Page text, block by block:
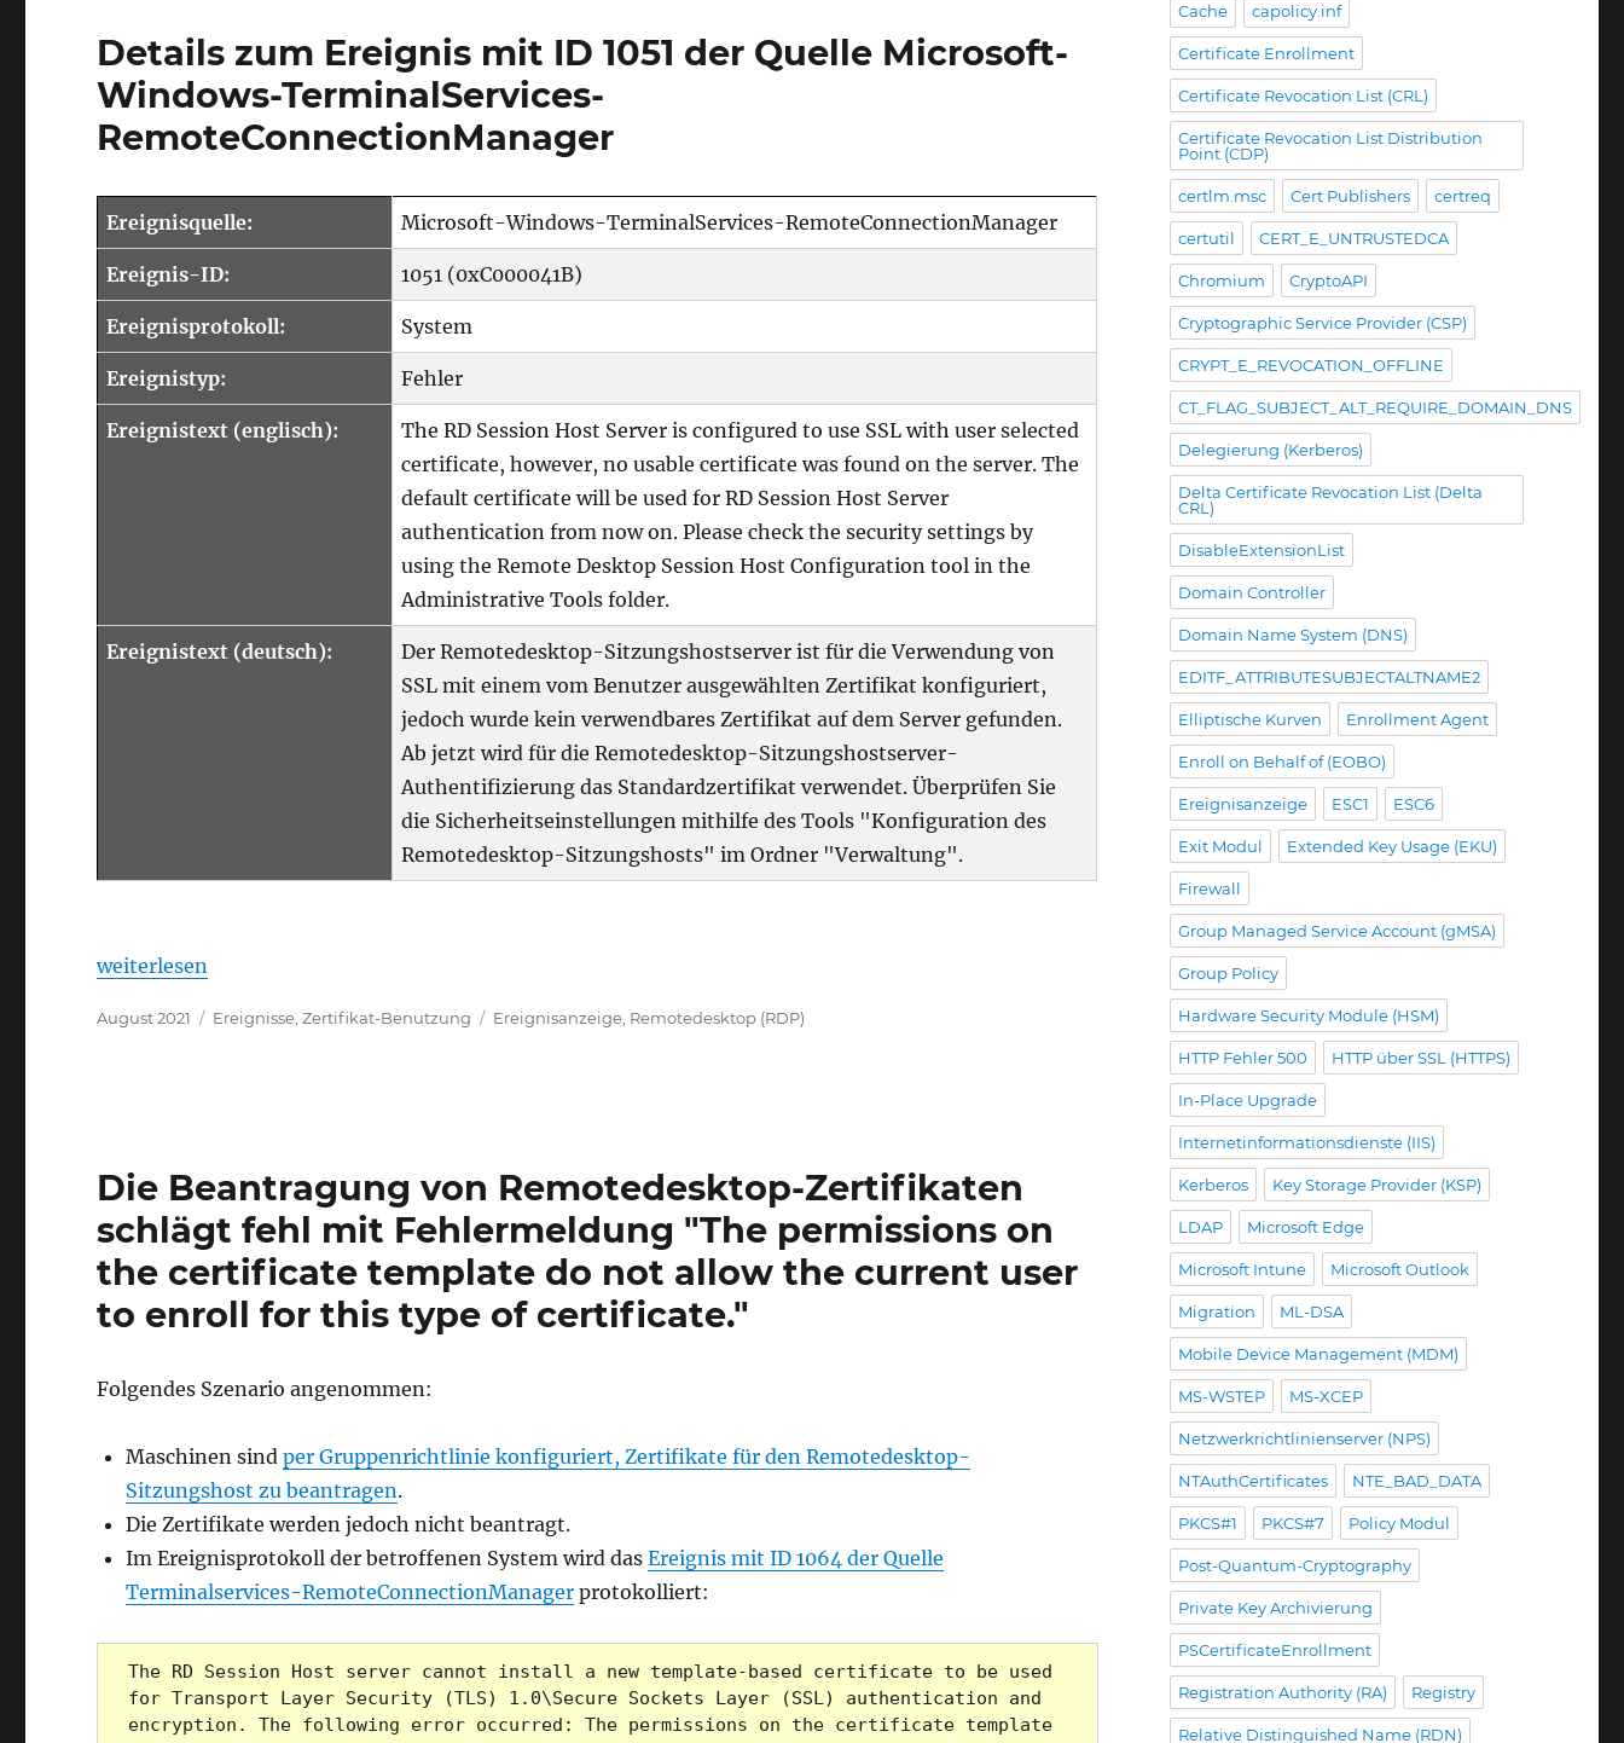
Details zum Ereignis mit ID 1051 der Quelle Microsoft-
Windows-TerminalServices-
RemoteConnectionManager
Ereignisquelle: Microsoft-Windows-TerminalServices-RemoteConnectionManager
Ereignis-ID: 1051 (0xC000041B)
Ereignisprotokoll: System
Ereignistyp: Fehler
Ereignistext (englisch):
The RD Session Host Server is configured to use SSL with user selected
certificate, however, no usable certificate was found on the server. The
default certificate will be used for RD Session Host Server
authentication from now on. Please check the security settings by
using the Remote Desktop Session Host Configuration tool in the
Administrative Tools folder.
Ereignistext (deutsch):
Der Remotedesktop-Sitzungshostserver ist für die Verwendung von
SSL mit einem vom Benutzer ausgewählten Zertifikat konfiguriert,
jedoch wurde kein verwendbares Zertifikat auf dem Server gefunden.
Ab jetzt wird für die Remotedesktop-Sitzungshostserver-
Authentifizierung das Standardzertifikat verwendet. Überprüfen Sie
die Sicherheitseinstellungen mithilfe des Tools "Konfiguration des
Remotedesktop-Sitzungshosts" im Ordner "Verwaltung".
„Details zum Ereignis mit ID 1051 der Quelle Microsoft-Windows-TerminalServices-RemoteConnectionManager“
weiterlesen
Veröffentlicht
August 2021 Kategorien
Ereignisse,Zertifikat-Benutzung Schlagwörter
Ereignisanzeige, Remotedesktop (RDP)
Die Beantragung von Remotedesktop-Zertifikaten
schlägt fehl mit Fehlermeldung "The permissions on
the certificate template do not allow the current user
to enroll for this type of certificate."
Folgendes Szenario angenommen:
Maschinen sindper Gruppenrichtlinie konfiguriert, Zertifikate für den Remotedesktop-
Sitzungshost zu beantragen.
Die Zertifikate werden jedoch nicht beantragt.
Im Ereignisprotokoll der betroffenen System wird dasEreignis mit ID 1064 der Quelle
Terminalservices-RemoteConnectionManager protokolliert:
The RD Session Host server cannot install a new template-based certificate to be used
for Transport Layer Security (TLS) 1.0\Secure Sockets Layer (SSL) authentication and
encryption. The following error occurred: The permissions on the certificate template
Cache capolicy.inf
Certificate Enrollment
Certificate Revocation List (CRL)
Certificate Revocation List Distribution
Point (CDP)
certlm.msc Cert Publishers certreq
certutil CERT_E_UNTRUSTEDCA
Chromium CryptoAPI
Cryptographic Service Provider (CSP)
CRYPT_E_REVOCATION_OFFLINE
CT_FLAG_SUBJECT_ALT_REQUIRE_DOMAIN_DNS
Delegierung (Kerberos)
Delta Certificate Revocation List (Delta
CRL)
DisableExtensionList
Domain Controller
Domain Name System (DNS)
EDITF_ATTRIBUTESUBJECTALTNAME2
Elliptische Kurven Enrollment Agent
Enroll on Behalf of (EOBO)
Ereignisanzeige ESC1 ESC6
Exit Modul Extended Key Usage (EKU)
Firewall
Group Managed Service Account (gMSA)
Group Policy
Hardware Security Module (HSM)
HTTP Fehler 500 HTTP über SSL (HTTPS)
In-Place Upgrade
Internetinformationsdienste (IIS)
Kerberos Key Storage Provider (KSP)
LDAP Microsoft Edge
Microsoft Intune Microsoft Outlook
Migration ML-DSA
Mobile Device Management (MDM)
MS-WSTEP MS-XCEP
Netzwerkrichtlinienserver (NPS)
NTAuthCertificates NTE_BAD_DATA
PKCS#1 PKCS#7 Policy Modul
Post-Quantum-Cryptography
Private Key Archivierung
PSCertificateEnrollment
Registration Authority (RA) Registry
Relative Distinguished Name (RDN)